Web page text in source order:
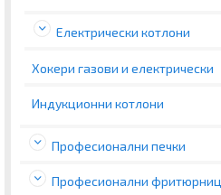
Електрически котлони
Хокери газови и електрически
Индукционни котлони
Професионални печки
Професионални